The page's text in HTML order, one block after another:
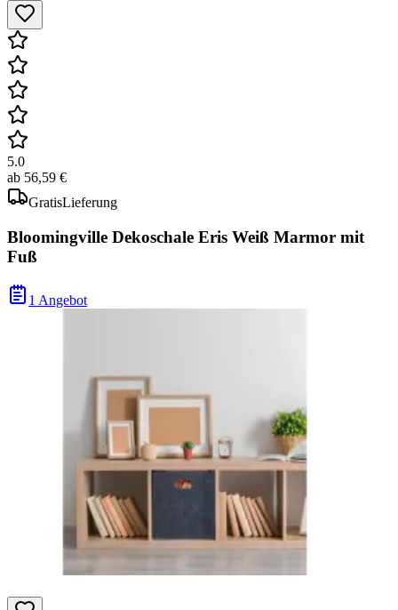
5.0
ab 56,59 €
GratisLieferung
Bloomingville Dekoschale Eris Weiß Marmor mit
Fuß
1 Angebot